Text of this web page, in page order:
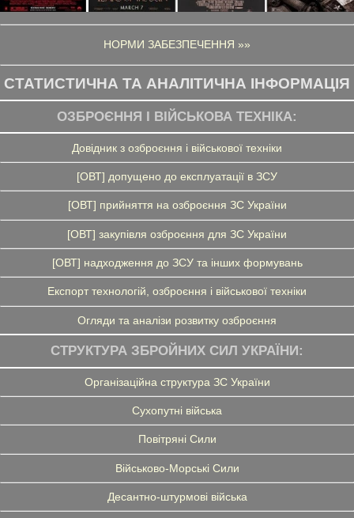
НОРМИ ЗАБЕЗПЕЧЕННЯ »»
СТАТИСТИЧНА ТА АНАЛІТИЧНА ІНФОРМАЦІЯ
ОЗБРОЄННЯ І ВІЙСЬКОВА ТЕХНІКА:
Довідник з озброєння і військової техніки
[ОВТ] допущено до експлуатації в ЗСУ
[ОВТ] прийняття на озброєння ЗС України
[ОВТ] закупівля озброєння для ЗС України
[ОВТ] надходження до ЗСУ та інших формувань
Експорт технологій, озброєння і військової техніки
Огляди та аналізи розвитку озброєння
СТРУКТУРА ЗБРОЙНИХ СИЛ УКРАЇНИ:
Організаційна структура ЗС України
Сухопутні війська
Повітряні Сили
Військово-Морські Сили
Десантно-штурмові війська